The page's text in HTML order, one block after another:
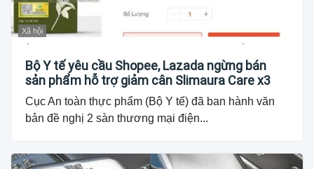
Xã hội
Bộ Y tế yêu cầu Shopee, Lazada ngừng bán
sản phẩm hỗ trợ giảm cân Slimaura Care x3
Cục An toàn thực phẩm (Bộ Y tế) đã ban hành văn
bản đề nghị 2 sàn thương mại điện...